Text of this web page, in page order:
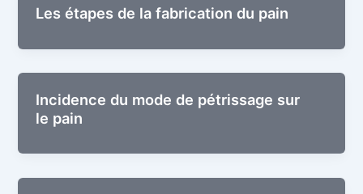
Les étapes de la fabri­ca­tion du pain
Inci­dence du mode de pétris­sage sur
le pain